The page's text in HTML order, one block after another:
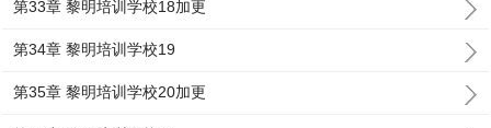
第33章 黎明培训学校18加更
第34章 黎明培训学校19
第35章 黎明培训学校20加更